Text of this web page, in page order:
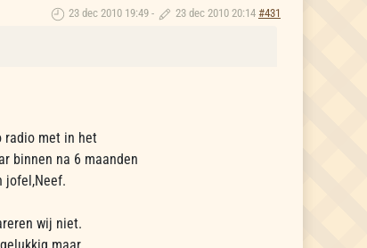
23 dec 2010 19:49 - 23 dec 2010 20:14 #431
radio met in het
binnen na 6 maanden
jofel,Neef.
wij niet.